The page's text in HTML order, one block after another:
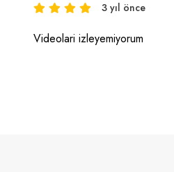
3 yıl önce
Videolari izleyemiyorum